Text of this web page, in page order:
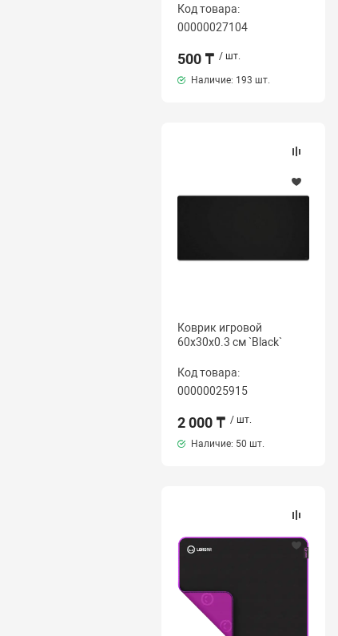
Код товара:
00000027104
500 ₸ / шт.
Наличие: 193 шт.
Коврик игровой
60x30x0.3 см `Black`
Код товара:
00000025915
2 000 ₸ / шт.
Наличие: 50 шт.